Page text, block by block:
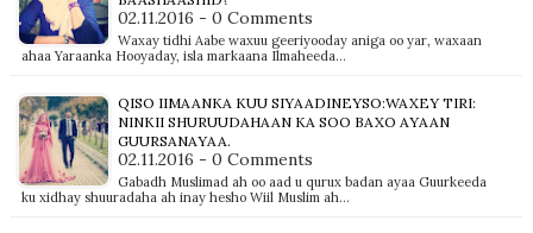
02.11.2016 - 0 Comments
Waxay tidhi Aabe waxuu geeriyooday aniga oo yar, waxaan
ahaa Yaraanka Hooyaday, isla markaana Ilmaheeda…
QISO IIMAANKA KUU SIYAADINEYSO:WAXEY TIRI:
NINKII SHURUUDAHAAN KA SOO BAXO AYAAN
GUURSANAYAA.
02.11.2016 - 0 Comments
Gabadh Muslimad ah oo aad u qurux badan ayaa Guurkeeda
ku xidhay shuuradaha ah inay hesho Wiil Muslim ah…